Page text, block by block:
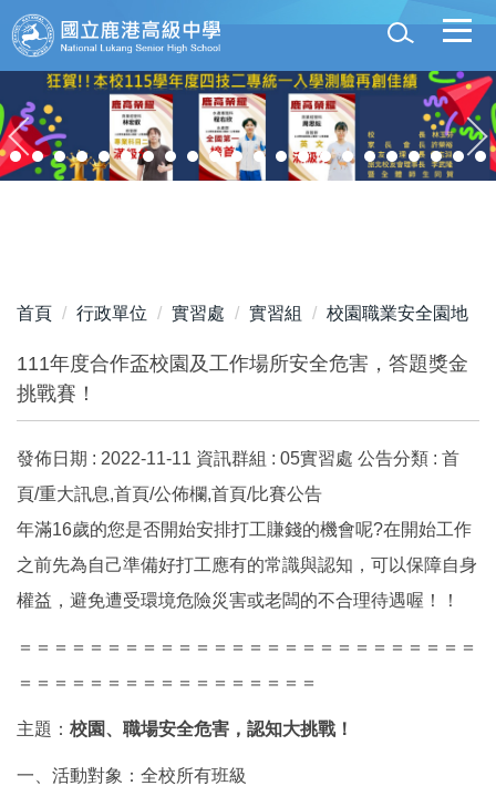
跳
到
主
內
容
區
首頁 行政單位 實習處 實習組 校園職業安全園地
111年度合作盃校園及工作場所安全危害，答題獎金
挑戰賽！
發佈日期 : 2022-11-11 資訊群組 : 05實習處 公告分類 : 首
頁/重大訊息,首頁/公佈欄,首頁/比賽公告
年滿16歲的您是否開始安排打工賺錢的機會呢?在開始工作
之前先為自己準備好打工應有的常識與認知，可以保障自身
權益，避免遭受環境危險災害或老闆的不合理待遇喔！！
＝＝＝＝＝＝＝＝＝＝＝＝＝＝＝＝＝＝＝＝＝＝＝＝＝＝
＝＝＝＝＝＝＝＝＝＝＝＝＝＝＝＝＝
主題： 校園、職場安全危害，認知大挑戰！
一、活動對象：全校所有班級